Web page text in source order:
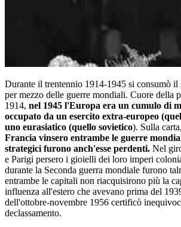
Durante il trentennio 1914-1945 si consumò
per mezzo delle guerre mondiali. Cuore della
1914, nel 1945 l'Europa era un cumulo di
occupato da un esercito extra-europeo
uno eurasiatico (quello sovietico). Sulla carta,
Francia vinsero entrambe le guerre
strategici furono anch'esse perdenti. Nel
e Parigi persero i gioielli dei loro imperi
durante la Seconda guerra mondiale furono
entrambe le capitali non riacquisirono più la
influenza all'estero che avevano prima del
dell'ottobre-novembre 1956 certificò
declassamento.